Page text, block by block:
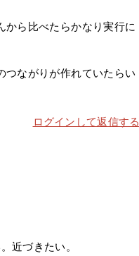
から比べたらかなり実行に
つながりが作れていたらい
ログインして返信する
近づきたい。